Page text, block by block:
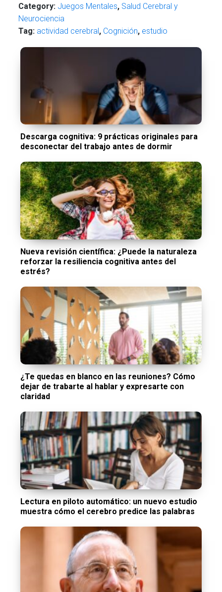
Category: Juegos Mentales, Salud Cerebral y
Neurociencia
Tag: actividad cerebral, Cognición, estudio
Descarga cognitiva: 9 prácticas originales para
desconectar del trabajo antes de dormir
Nueva revisión científica: ¿Puede la naturaleza
reforzar la resiliencia cognitiva antes del
estrés?
¿Te quedas en blanco en las reuniones? Cómo
dejar de trabarte al hablar y expresarte con
claridad
Lectura en piloto automático: un nuevo estudio
muestra cómo el cerebro predice las palabras